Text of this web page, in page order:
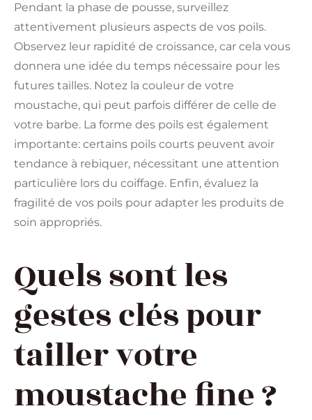
Pendant la phase de pousse, surveillez
attentivement plusieurs aspects de vos poils.
Observez leur rapidité de croissance, car cela vous
donnera une idée du temps nécessaire pour les
futures tailles. Notez la couleur de votre
moustache, qui peut parfois différer de celle de
votre barbe. La forme des poils est également
importante: certains poils courts peuvent avoir
tendance à rebiquer, nécessitant une attention
particulière lors du coiffage. Enfin, évaluez la
fragilité de vos poils pour adapter les produits de
soin appropriés.
Quels sont les
gestes clés pour
tailler votre
moustache fine ?